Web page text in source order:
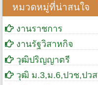
หมวดหมู่ที่น่าสนใจ
งานราชการ
งานรัฐวิสาหกิจ
วุฒิปริญญาตรี
วุฒิ ม.3,ม.6,ปวช,ปวส